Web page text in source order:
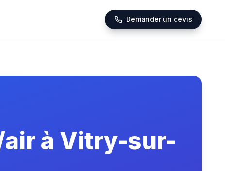
Demander un devis
air à Vitry-sur-